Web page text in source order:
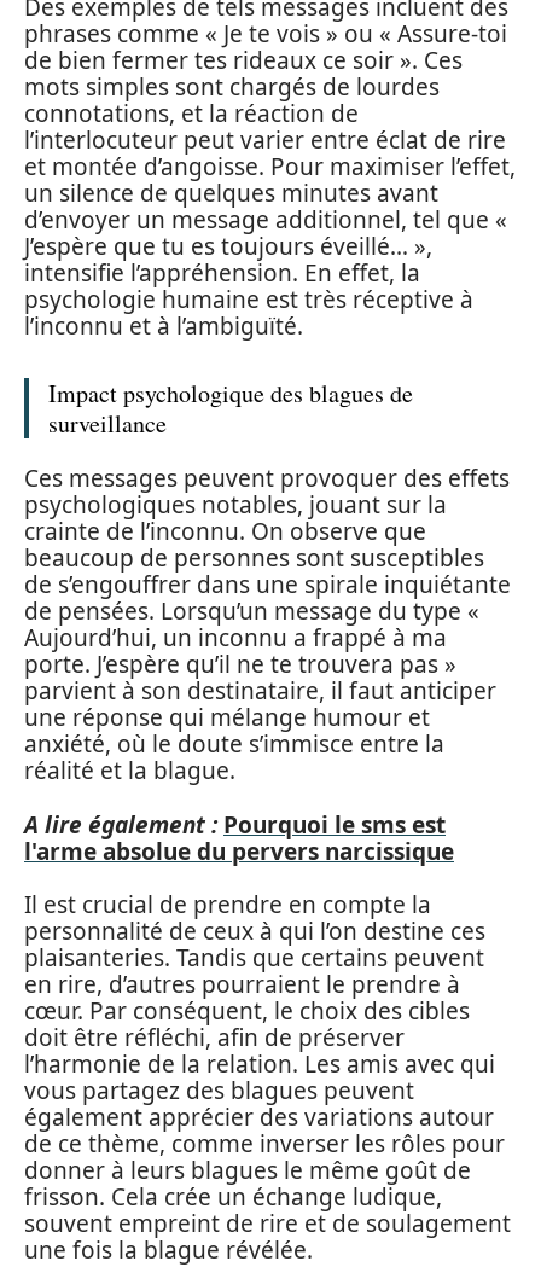
Des exemples de tels messages incluent des
phrases comme « Je te vois » ou « Assure-toi
de bien fermer tes rideaux ce soir ». Ces
mots simples sont chargés de lourdes
connotations, et la réaction de
l’interlocuteur peut varier entre éclat de rire
et montée d’angoisse. Pour maximiser l’effet,
un silence de quelques minutes avant
d’envoyer un message additionnel, tel que «
J’espère que tu es toujours éveillé… »,
intensifie l’appréhension. En effet, la
psychologie humaine est très réceptive à
l’inconnu et à l’ambiguïté.
Impact psychologique des blagues de
surveillance
Ces messages peuvent provoquer des effets
psychologiques notables, jouant sur la
crainte de l’inconnu. On observe que
beaucoup de personnes sont susceptibles
de s’engouffrer dans une spirale inquiétante
de pensées. Lorsqu’un message du type «
Aujourd’hui, un inconnu a frappé à ma
porte. J’espère qu’il ne te trouvera pas »
parvient à son destinataire, il faut anticiper
une réponse qui mélange humour et
anxiété, où le doute s’immisce entre la
réalité et la blague.
A lire également : Pourquoi le sms est
l'arme absolue du pervers narcissique
Il est crucial de prendre en compte la
personnalité de ceux à qui l’on destine ces
plaisanteries. Tandis que certains peuvent
en rire, d’autres pourraient le prendre à
cœur. Par conséquent, le choix des cibles
doit être réfléchi, afin de préserver
l’harmonie de la relation. Les amis avec qui
vous partagez des blagues peuvent
également apprécier des variations autour
de ce thème, comme inverser les rôles pour
donner à leurs blagues le même goût de
frisson. Cela crée un échange ludique,
souvent empreint de rire et de soulagement
une fois la blague révélée.